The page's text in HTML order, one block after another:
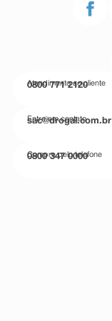
Atendimento ao cliente
0800 771 2120
Entre em contato
sac@drogal.com.br
Compre pelo telefone
0800 347 0000